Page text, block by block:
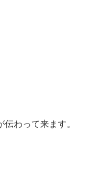
わって来ます。